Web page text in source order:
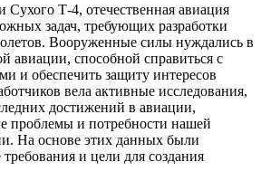
Сухого Т-4, отечественная авиация
задач, требующих разработки
Вооруженные силы нуждались в
авиации, способной справиться с
и обеспечить защиту интересов
вела активные исследования,
достижений в авиации,
проблемы и потребности нашей
На основе этих данных были
и цели для создания